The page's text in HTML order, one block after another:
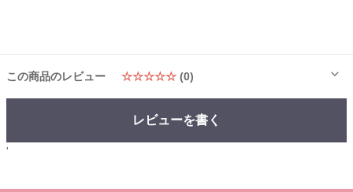
この商品のレビュー ☆☆☆☆☆ (0)
レビューを書く
'